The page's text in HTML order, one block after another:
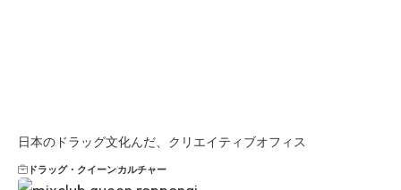
日本のドラッグ文化んだ、クリエイティブオフィス
ドラッグ・クイーンカルチャー